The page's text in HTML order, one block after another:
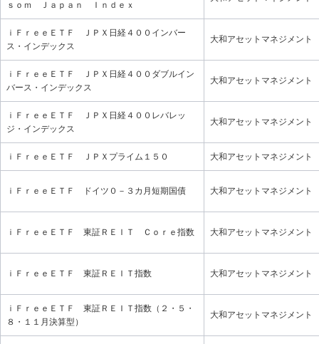
ｓｏｍ Ｊａｐａｎ Ｉｎｄｅｘ
ｉＦｒｅｅＥＴＦ ＪＰＸ日経４００インバー
ス・インデックス
大和アセットマネジメント
ｉＦｒｅｅＥＴＦ ＪＰＸ日経４００ダブルイン
バース・インデックス
大和アセットマネジメント
ｉＦｒｅｅＥＴＦ ＪＰＸ日経４００レバレッ
ジ・インデックス
大和アセットマネジメント
ｉＦｒｅｅＥＴＦ ＪＰＸプライム１５０ 大和アセットマネジメント
ｉＦｒｅｅＥＴＦ ドイツ０－３カ月短期国債 大和アセットマネジメント
ｉＦｒｅｅＥＴＦ 東証ＲＥＩＴ Ｃｏｒｅ指数 大和アセットマネジメント
ｉＦｒｅｅＥＴＦ 東証ＲＥＩＴ指数 大和アセットマネジメント
ｉＦｒｅｅＥＴＦ 東証ＲＥＩＴ指数（２・５・
８・１１月決算型）
大和アセットマネジメント